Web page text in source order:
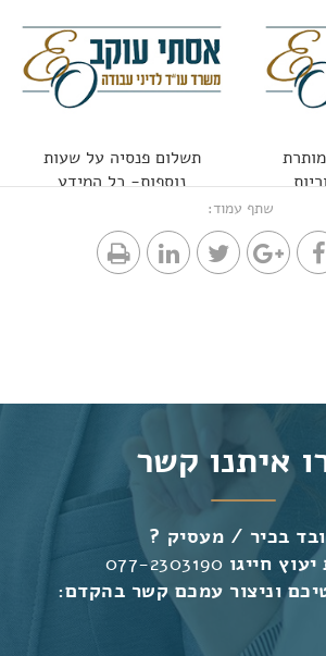
תשלום פנסיה על שעות
נוספות- כל המידע
שתף עמוד:
איתנו קשר
בכיר / מעסיק ?
חייגו 077-2303190
וניצור עמכם קשר בהקדם: